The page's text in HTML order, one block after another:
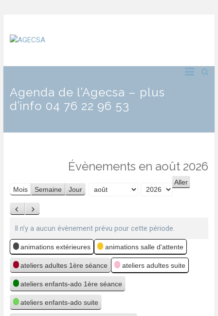
Agenda de l’Agecsa – plus
d’info 04 76 22 96 53
Évènements en août 2026
Mois Semaine Jour
Précédent
Suivant
Il n’y a aucun évènement prévu pour cette période.
Catégories
animations extérieures animations salle d'attente
ateliers adultes 1ère séance ateliers adultes suite
ateliers enfants-ado 1ère séance
ateliers enfants-ado suite